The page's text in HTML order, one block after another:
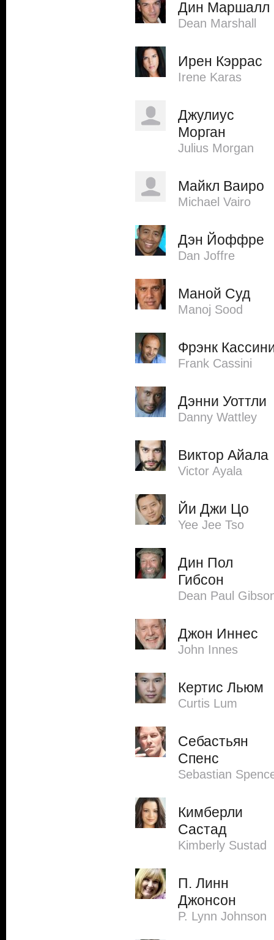
Дин Маршалл
Dean Marshall
Ирен Кэррас
Irene Karas
Джулиус
Морган
Julius Morgan
Майкл Ваиро
Michael Vairo
Дэн Йоффре
Dan Joffre
Маной Суд
Manoj Sood
Фрэнк
Frank Cassini
Дэнни Уоттли
Danny Wattley
Виктор Айала
Victor Ayala
Йи Джи Цо
Yee Jee Tso
Дин Пол
Гибсон
Dean Paul
Джон Иннес
John Innes
Кертис Льюм
Curtis Lum
Себастьян
Спенс
Sebastian
Кимберли
Састад
Kimberly Sustad
П. Линн
Джонсон
P. Lynn Johnson